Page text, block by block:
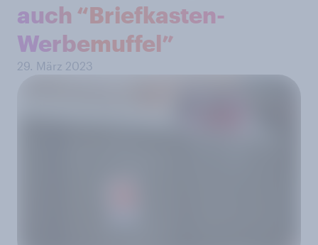
auch “Briefkasten-
Werbemuffel”
29. März 2023